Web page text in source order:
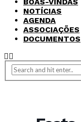
BOAS-VINDAS
NOTÍCIAS
AGENDA
ASSOCIAÇÕES
DOCUMENTOS